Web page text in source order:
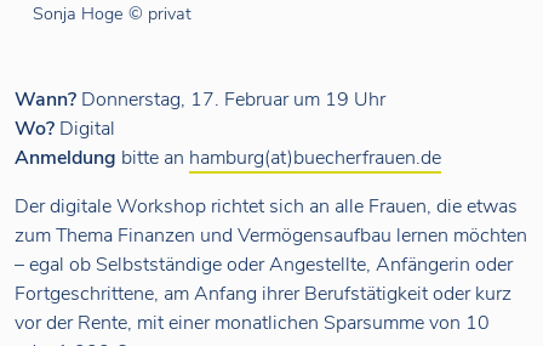
Sonja Hoge © privat
Wann? Donnerstag, 17. Februar um 19 Uhr
Wo? Digital
Anmeldung bitte an hamburg(at)buecherfrauen.de
Der digitale Workshop richtet sich an alle Frauen, die etwas
zum Thema Finanzen und Vermögensaufbau lernen möchten
– egal ob Selbstständige oder Angestellte, Anfängerin oder
Fortgeschrittene, am Anfang ihrer Berufstätigkeit oder kurz
vor der Rente, mit einer monatlichen Sparsumme von 10